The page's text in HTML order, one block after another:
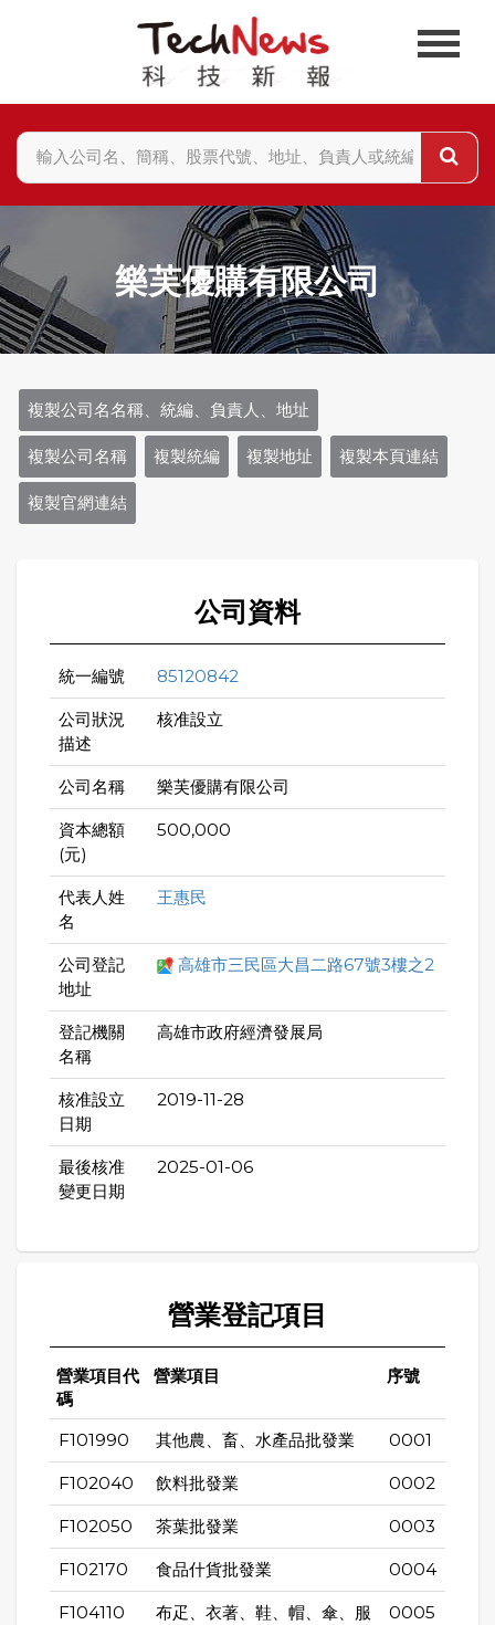
樂芙優購有限公司
複製公司名名稱、統編、負責人、地址
複製公司名稱 複製統編 複製地址 複製本頁連結
複製官網連結
公司資料
統一編號 85120842
公司狀況
描述
核准設立
公司名稱 樂芙優購有限公司
資本總額
(元)
500,000
代表人姓
名
王惠民
公司登記
地址
高雄市三民區大昌二路67號3樓之2
登記機關
名稱
高雄市政府經濟發展局
核准設立
日期
2019-11-28
最後核准
變更日期
2025-01-06
營業登記項目
營業項目代
碼
營業項目 序號
F101990 其他農、畜、水產品批發業 0001
F102040 飲料批發業 0002
F102050 茶葉批發業 0003
F102170 食品什貨批發業 0004
F104110
布疋、衣著、鞋、帽、傘、服
0005